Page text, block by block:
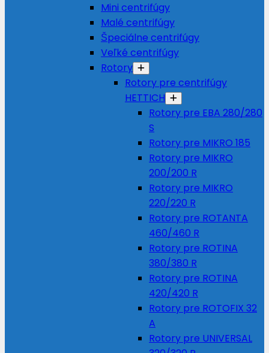
Mini centrifúgy
Malé centrifúgy
Špeciálne centrifúgy
Veľké centrifúgy
Rotory
Rotory pre centrifúgy
HETTICH
Rotory pre EBA 280/280
S
Rotory pre MIKRO 185
Rotory pre MIKRO
200/200 R
Rotory pre MIKRO
220/220 R
Rotory pre ROTANTA
460/460 R
Rotory pre ROTINA
380/380 R
Rotory pre ROTINA
420/420 R
Rotory pre ROTOFIX 32
A
Rotory pre UNIVERSAL